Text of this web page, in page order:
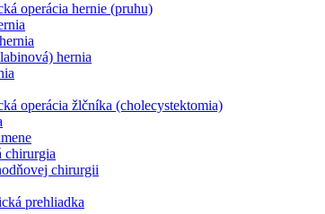
operácia hernie (pruhu)
hernia
operácia žlčníka (cholecystektomia)
chirurgia
chirurgii
prehliadka